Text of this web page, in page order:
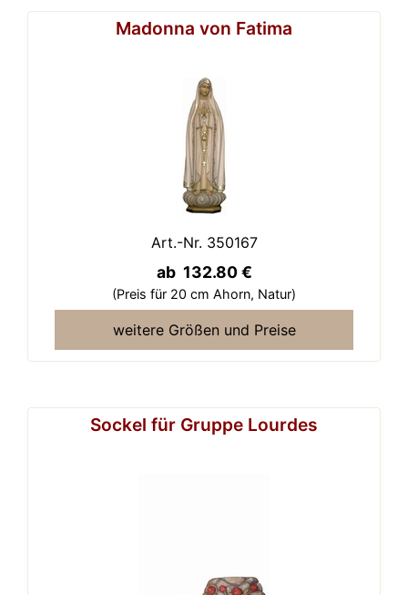
Madonna von Fatima
Art.-Nr. 350167
ab 132.80 €
(Preis für 20 cm Ahorn, Natur)
weitere Größen und Preise
Sockel für Gruppe Lourdes